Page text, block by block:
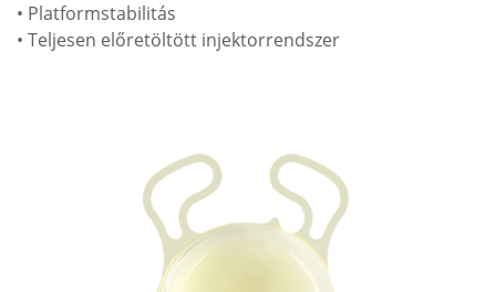
• Platformstabilitás
• Teljesen előretöltött injektorrendszer